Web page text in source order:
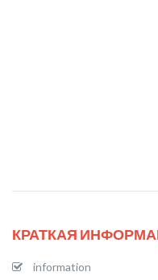
КРАТКАЯ
information